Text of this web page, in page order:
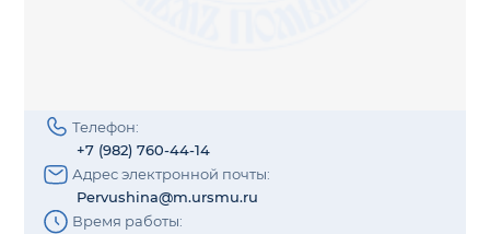
Телефон:
+7 (982) 760-44-14
Адрес электронной почты:
Pervushina@m.ursmu.ru
Время работы: